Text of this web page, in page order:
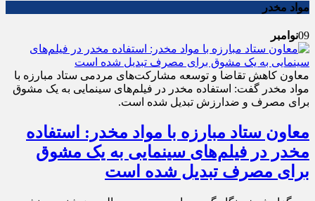
مواد مخدر
09نوامبر
معاون کاهش تقاضا و توسعه مشارکت‌های مردمی ستاد مبارزه با
مواد مخدر گفت: استفاده مخدر در فیلم‌های سینمایی به یک مشوق
برای مصرف و ضدارزش تبدیل شده است.
معاون ستاد مبارزه با مواد مخدر: استفاده
مخدر در فیلم‌های سینمایی به یک مشوق
برای مصرف تبدیل شده است